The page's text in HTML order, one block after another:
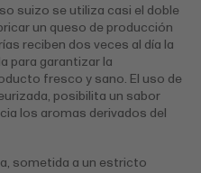
suizo se utiliza casi el doble
un queso de producción
reciben dos veces al día la
para garantizar la
fresco y sano. El uso de
posibilita un sabor
los aromas derivados del
sometida a un estricto